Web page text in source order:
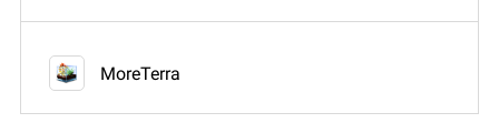
MoreTerra